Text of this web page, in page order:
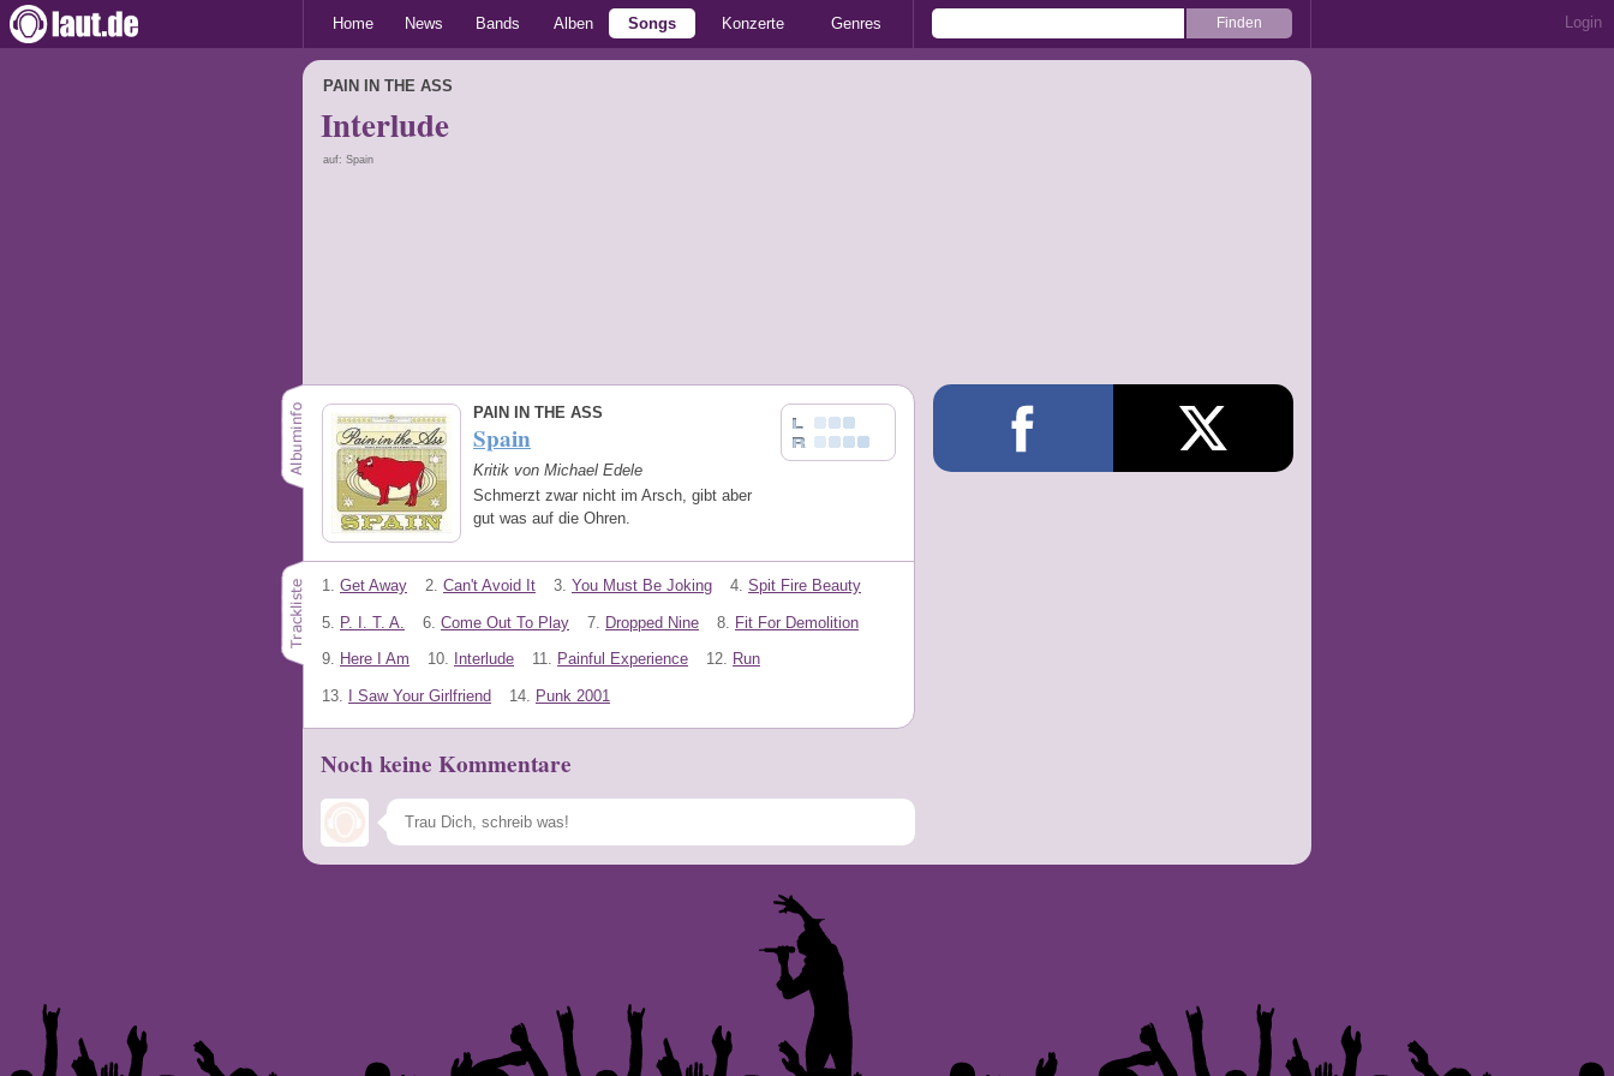
Home News Bands Alben Songs Konzerte Genres Login
PAIN IN THE ASS
Interlude
auf: Spain
PAIN IN THE ASS
Spain
Kritik von Michael Edele
Schmerzt zwar nicht im Arsch, gibt aber
gut was auf die Ohren.
1. Get Away 2. Can't Avoid It 3. You Must Be Joking 4. Spit Fire Beauty
5. P. I. T. A. 6. Come Out To Play 7. Dropped Nine 8. Fit For Demolition
9. Here I Am 10. Interlude 11. Painful Experience 12. Run
13. I Saw Your Girlfriend 14. Punk 2001
Noch keine Kommentare
Speichern